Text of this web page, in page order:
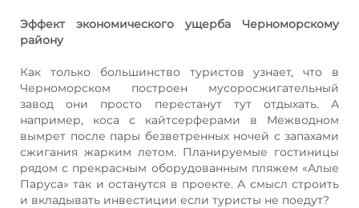
Эффект экономического ущерба Черноморскому
району
Как только большинство туристов узнает, что в
Черноморском построен мусоросжигательный
завод они просто перестанут тут отдыхать. А
например, коса с кайтсерферами в Межводном
вымрет после пары безветренных ночей с запахами
сжигания жарким летом. Планируемые гостиницы
рядом с прекрасным оборудованным пляжем «Алые
Паруса» так и останутся в проекте. А смысл строить
и вкладывать инвестиции если туристы не поедут?